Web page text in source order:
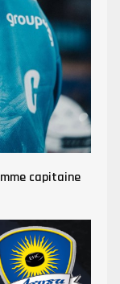
capitaine